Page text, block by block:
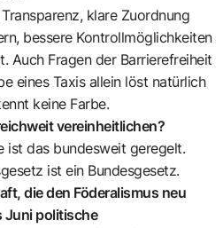
klare Zuordnung
bessere Kontrollmöglichkeiten
Auch Fragen der Barrierefreiheit
eines Taxis allein löst natürlich
keine Farbe.
vereinheitlichen?
ist das bundesweit geregelt.
ist ein Bundesgesetz.
die den Föderalismus neu
Juni politische